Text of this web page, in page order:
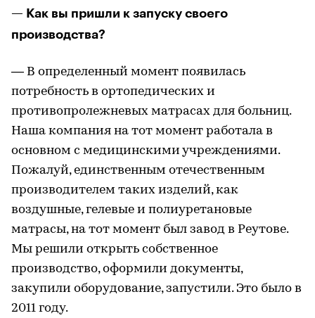
— Как вы пришли к запуску своего
производства?
— В определенный момент появилась
потребность в ортопедических и
противопролежневых матрасах для больниц.
Наша компания на тот момент работала в
основном с медицинскими учреждениями.
Пожалуй, единственным отечественным
производителем таких изделий, как
воздушные, гелевые и полиуретановые
матрасы, на тот момент был завод в Реутове.
Мы решили открыть собственное
производство, оформили документы,
закупили оборудование, запустили. Это было в
2011 году.